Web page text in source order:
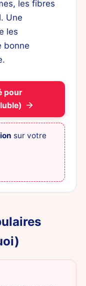
les fibres
Une
les
bonne
pour
sur votre